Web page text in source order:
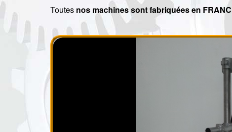
Toutes nos machines sont fabriquées en